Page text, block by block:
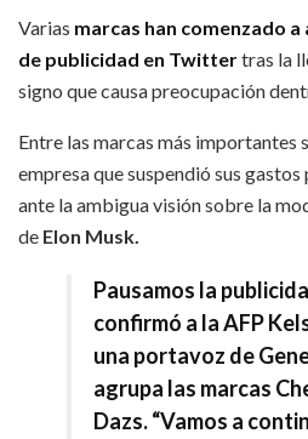
Varias marcas han comenzado
de publicidad en Twittertras la
signo que causa preocupación
Entre las marcas más importantes
empresa que suspendió sus
ante la ambigua visión sobre la
de Elon Musk.
Pausamos la
confirmó a la AFP
una portavoz de
agrupa las marcas
Dazs. “Vamos a